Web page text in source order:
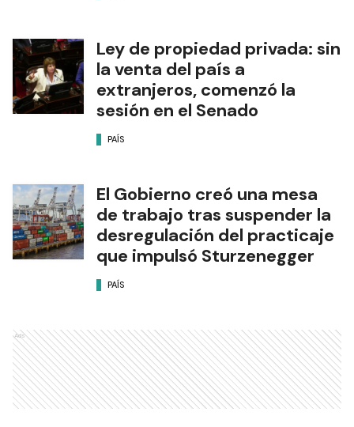
Ley de propiedad privada: sin
la venta del país a
extranjeros, comenzó la
sesión en el Senado
PAÍS
El Gobierno creó una mesa
de trabajo tras suspender la
desregulación del practicaje
que impulsó Sturzenegger
PAÍS
Ads